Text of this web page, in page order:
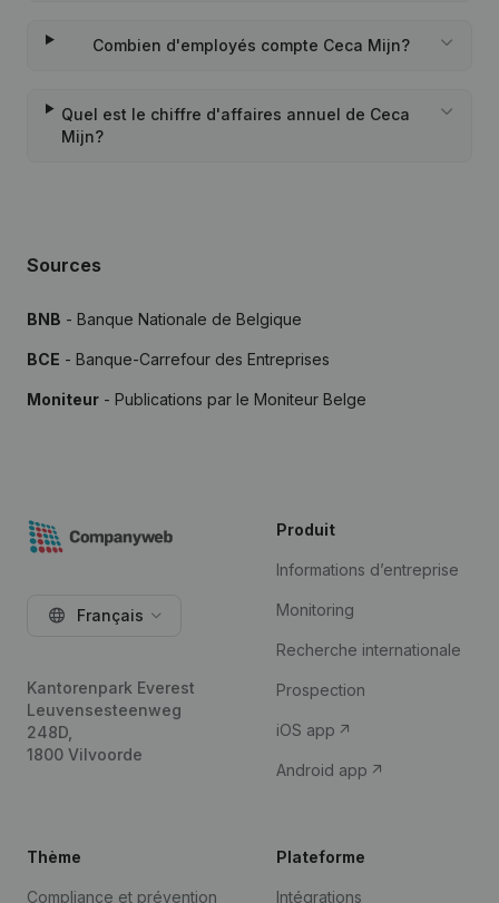
Combien d'employés compte Ceca Mijn?
Quel est le chiffre d'affaires annuel de Ceca
Mijn?
Sources
BNB - Banque Nationale de Belgique
BCE - Banque-Carrefour des Entreprises
Moniteur - Publications par le Moniteur Belge
Français
Kantorenpark Everest
Leuvensesteenweg
248D,
1800 Vilvoorde
Produit
Informations d’entreprise
Monitoring
Recherche internationale
Prospection
iOS app
Android app
Thème
Compliance et prévention
Plateforme
Intégrations